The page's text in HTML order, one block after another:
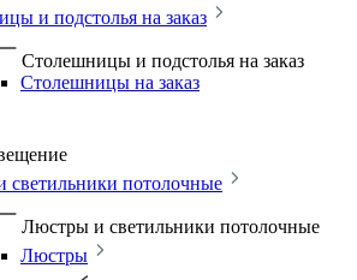
и подстолья на заказ
Столешницы и подстолья на заказ
Столешницы на заказ
светильники потолочные
Люстры и светильники потолочные
Люстры